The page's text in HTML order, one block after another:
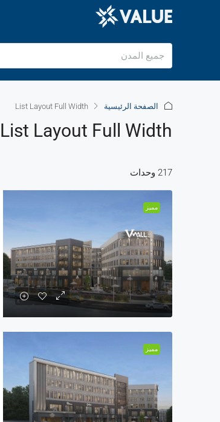
جميع المدن
الصفحة الرئيسية List Layout Full Width
List Layout Full Width
217 وحدات
مميز
مميز